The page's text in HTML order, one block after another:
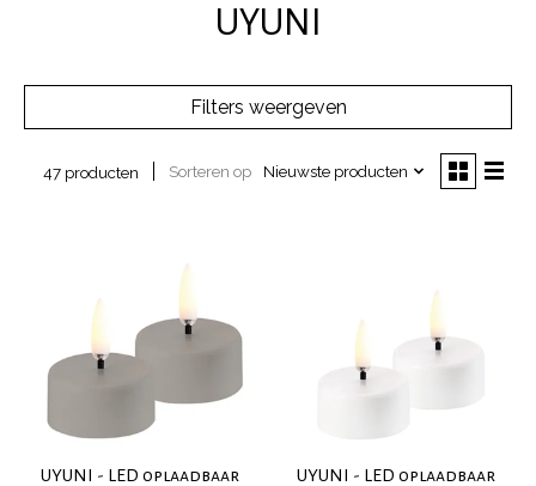
UYUNI
Filters weergeven
47 producten Sorteren op Nieuwste producten
UYUNI - LED oplaadbaar
UYUNI - LED oplaadbaar